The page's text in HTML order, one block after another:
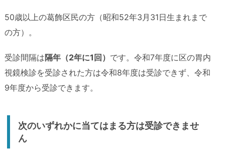
50歳以上の葛飾区民の方（昭和52年3月31日生まれまで
の方）。
受診間隔は隔年（2年に1回） です。令和7年度に区の胃内
視鏡検診を受診された方は令和8年度は受診できず、令和
9年度から受診できます。
次のいずれかに当てはまる方は受診できませ
ん